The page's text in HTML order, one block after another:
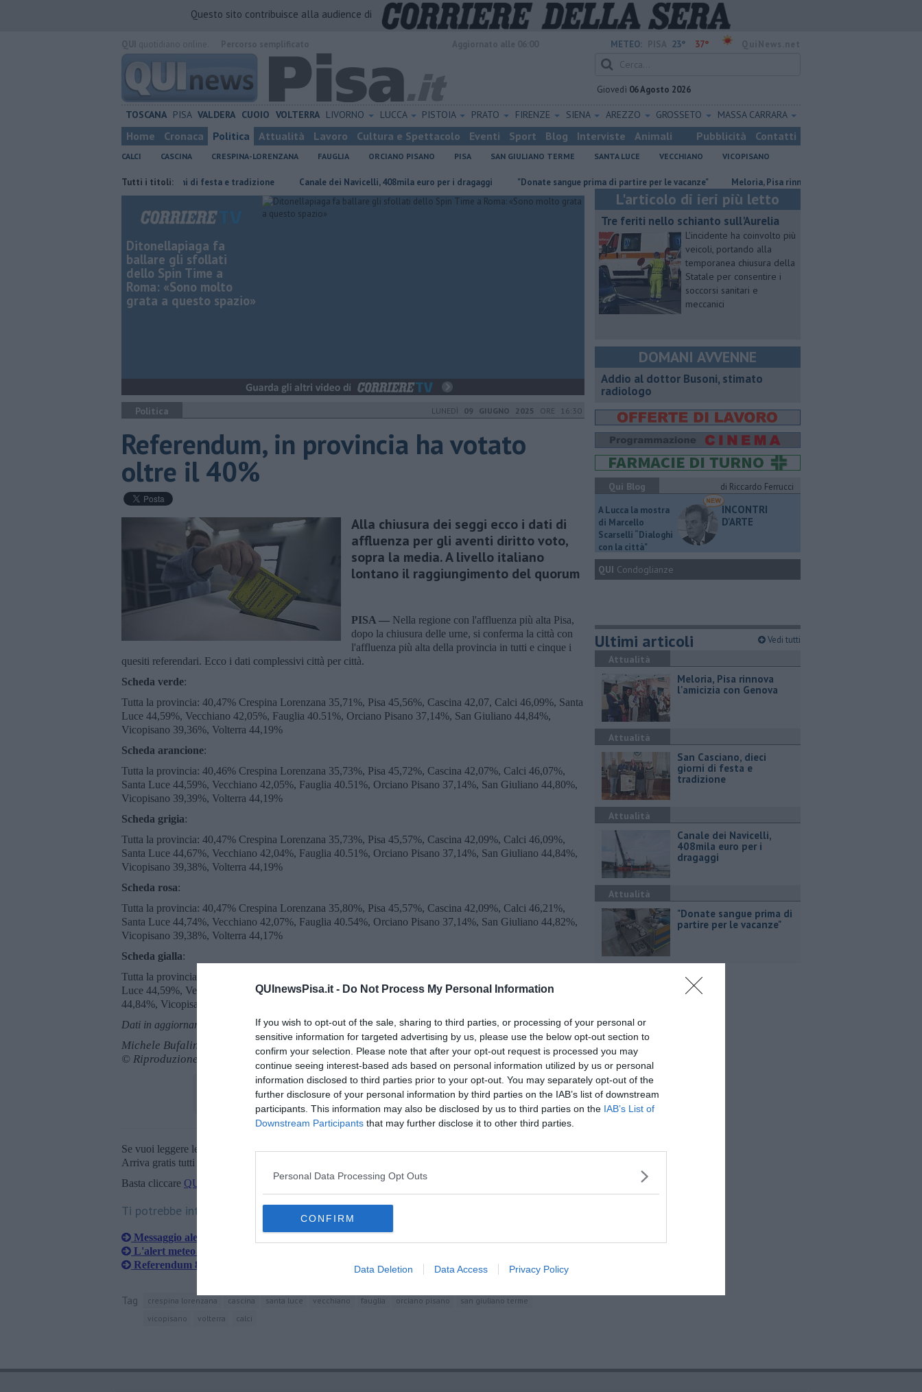
QUInewsPisa.it - Do Not Process My Personal Information
If you wish to opt-out of the sale, sharing to third parties, or processing of your personal or
sensitive information for targeted advertising by us, please use the below opt-out section to
confirm your selection. Please note that after your opt-out request is processed you may
continue seeing interest-based ads based on personal information utilized by us or personal
information disclosed to third parties prior to your opt-out. You may separately opt-out of the
further disclosure of your personal information by third parties on the IAB’s list of downstream
participants. This information may also be disclosed by us to third parties on the IAB’s List of
Downstream Participants that may further disclose it to other third parties.
Personal Data Processing Opt Outs
CONFIRM
Data Deletion Data Access Privacy Policy
Questo sito contribuisce alla audience di
METEO: 23° 37°
Giovedì 06 Agosto 2026
TOSCANA PISA VALDERA CUOIO VOLTERRA LIVORNO LUCCA PISTOIA PRATO FIRENZE SIENA AREZZO GROSSETO MASSA CARRARA
Home Cronaca Politica Attualità Lavoro Cultura e Spettacolo Eventi Sport Blog Interviste Animali Pubblicità Contatti
CALCI CASCINA CRESPINA-LORENZANA FAUGLIA ORCIANO PISANO PISA SAN GIULIANO TERME SANTA LUCE VECCHIANO VICOPISANO
Tutti i titoli:
San Casciano, dieci giorni di festa e tradizione Canale dei Navicelli, 408mila euro per i dragaggi "Donate sangue prima di partire per le vacanze" Meloria, Pisa rinnova l'amicizia con Genova
Ditonellapiaga fa
ballare gli sfollati
dello Spin Time a
Roma: «Sono molto
grata a questo spazio»
Politica LUNEDÌ 09 GIUGNO 2025 ORE 16:30
Referendum, in provincia ha votato
oltre il 40%
Alla chiusura dei seggi ecco i dati di
affluenza per gli aventi diritto voto,
sopra la media. A livello italiano
lontano il raggiungimento del quorum
PISA — Nella regione con l'affluenza più alta Pisa,
dopo la chiusura delle urne, si conferma la città con
l'affluenza più alta della provincia in tutti e cinque i
quesiti referendari. Ecco i dati complessivi città per città.
Scheda verde:
Tutta la provincia: 40,47% Crespina Lorenzana 35,71%, Pisa 45,56%, Cascina 42,07, Calci 46,09%, Santa
Luce 44,59%, Vecchiano 42,05%, Fauglia 40.51%, Orciano Pisano 37,14%, San Giuliano 44,84%,
Vicopisano 39,36%, Volterra 44,19%
Scheda arancione:
Tutta la provincia: 40,46% Crespina Lorenzana 35,73%, Pisa 45,72%, Cascina 42,07%, Calci 46,07%,
Santa Luce 44,59%, Vecchiano 42,05%, Fauglia 40.51%, Orciano Pisano 37,14%, San Giuliano 44,80%,
Vicopisano 39,39%, Volterra 44,19%
Scheda grigia:
Tutta la provincia: 40,47% Crespina Lorenzana 35,73%, Pisa 45,57%, Cascina 42,09%, Calci 46,09%,
Santa Luce 44,67%, Vecchiano 42,04%, Fauglia 40.51%, Orciano Pisano 37,14%, San Giuliano 44,84%,
Vicopisano 39,38%, Volterra 44,19%
Scheda rosa:
Tutta la provincia: 40,47% Crespina Lorenzana 35,80%, Pisa 45,57%, Cascina 42,09%, Calci 46,21%,
Santa Luce 44,74%, Vecchiano 42,07%, Fauglia 40.54%, Orciano Pisano 37,14%, San Giuliano 44,82%,
Vicopisano 39,38%, Volterra 44,17%
Scheda gialla:
Tutta la provincia: 40,55% Crespina Lorenzana 35,69%, Pisa 45,71%, Cascina 42,07, Calci 46,23%, Santa
Luce 44,59%, Vecchiano 42,02%, Fauglia 40.51%, Orciano Pisano 37,14% 37,14%, San Giuliano
44,84%, Vicopisano 39,42%, Volterra 44,11%
Dati in aggiornamento
Michele Bufalino
© Riproduzione riservata
Se vuoi leggere le notizie principali della Toscana iscriviti allaNewsletter QUInews - ToscanaMedia.
Arriva gratis tutti i giorni alle 20:00 direttamente nella tua casella di posta.
Basta cliccare QUI
Ti potrebbe interessare anche:
Messaggio alert sul voto, la polemica non si placa
L'alert meteo comunale invita a votare, è polemica
Referendum 8 e 9 giugno, aperture straordinarie
Tag crespina lorenzana cascina santa luce vecchiano fauglia orciano pisano
san giuliano terme
vicopisano
volterra calci
L'articolo di ieri più letto
Tre feriti nello schianto sull'Aurelia
L'incidente ha coinvolto più
veicoli, portando alla
temporanea chiusura della
Statale per consentire i
soccorsi sanitari e
meccanici
DOMANI AVVENNE
Addio al dottor Busoni, stimato
radiologo
Qui Blog
di Riccardo Ferrucci
A Lucca la mostra
di Marcello
Scarselli “Dialoghi
con la città"
INCONTRI
D'ARTE
QUI Condoglianze
Ultimi articoli Vedi tutti
Attualità
Meloria, Pisa rinnova
l'amicizia con Genova
Attualità
San Casciano, dieci
giorni di festa e
tradizione
Attualità
Canale dei Navicelli,
408mila euro per i
dragaggi
Attualità
"Donate sangue prima di
partire per le vacanze"